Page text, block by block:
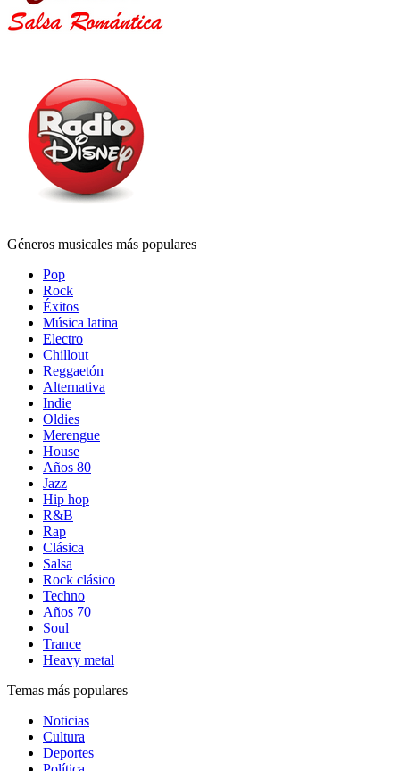
Géneros musicales más populares
Pop
Rock
Éxitos
Música latina
Electro
Chillout
Reggaetón
Alternativa
Indie
Oldies
Merengue
House
Años 80
Jazz
Hip hop
R&B
Rap
Clásica
Salsa
Rock clásico
Techno
Años 70
Soul
Trance
Heavy metal
Temas más populares
Noticias
Cultura
Deportes